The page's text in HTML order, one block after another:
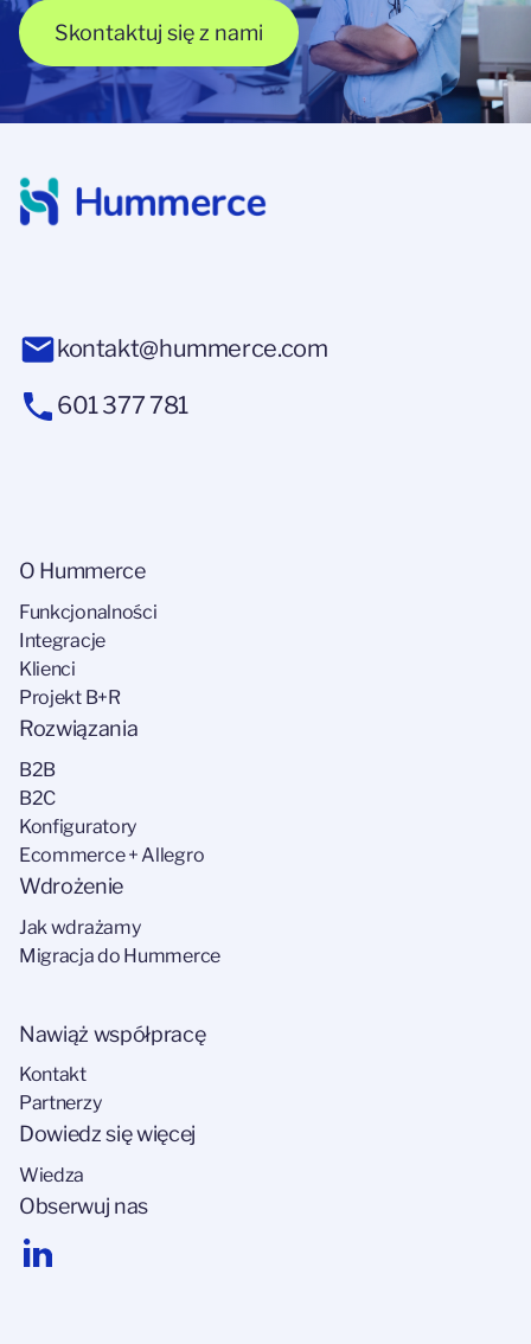
Skontaktuj się z nami
kontakt@hummerce.com
601 377 781
O Hummerce
Funkcjonalności
Integracje
Klienci
Projekt B+R
Rozwiązania
B2B
B2C
Konfiguratory
Ecommerce + Allegro
Wdrożenie
Jak wdrażamy
Migracja do Hummerce
Nawiąż współpracę
Kontakt
Partnerzy
Dowiedz się więcej
Wiedza
Obserwuj nas